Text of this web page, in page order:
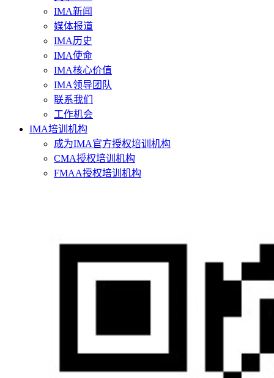
IMA新闻
媒体报道
IMA历史
IMA使命
IMA核心价值
IMA领导团队
联系我们
工作机会
IMA培训机构
成为IMA官方授权培训机构
CMA授权培训机构
FMAA授权培训机构